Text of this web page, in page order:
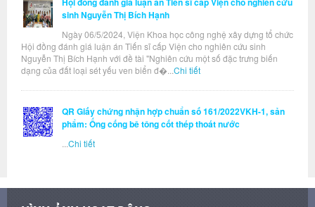
sinh Nguyễn Thị Bích Hạnh
Ngày 06/5/2024, Viện Khoa học công nghệ xây dựng tổ chức
Hội đồng đánh giá luận án Tiến sĩ cấp Viện cho nghiên cứu sinh
Nguyễn Thị Bích Hạnh với đề tài "Nghiên cứu một số đặc trưng biến
dạng của đất loại sét yếu ven biển đ�... Chi tiết
QR Giấy chứng nhận hợp chuẩn số 161/2022VKH-1, sản
phẩm: Ống cống bê tông cốt thép thoát nước
Chi tiết